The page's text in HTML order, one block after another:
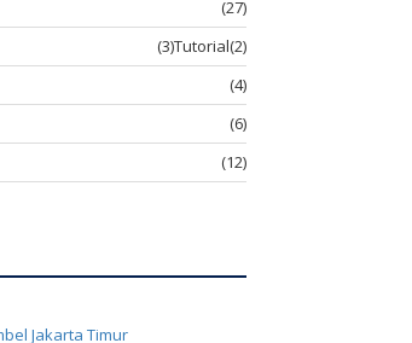
(27)
(2)
Tutorial
(3)
(4)
(6)
(12)